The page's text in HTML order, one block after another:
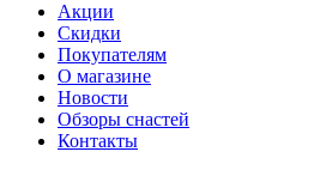
Акции
Скидки
Покупателям
О магазине
Новости
Обзоры снастей
Контакты